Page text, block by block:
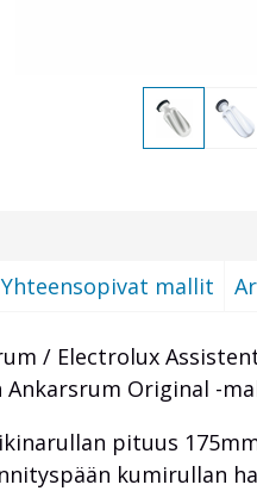
Yhteensopivat mallit
/ Electrolux
Ankarsrum Original -
pituus
kumirullan